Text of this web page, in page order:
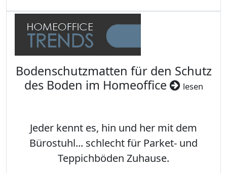
Bodenschutzmatten für den Schutz
des Boden im Homeoffice
lesen
Jeder kennt es, hin und her mit dem
Bürostuhl... schlecht für Parket- und
Teppichböden Zuhause.